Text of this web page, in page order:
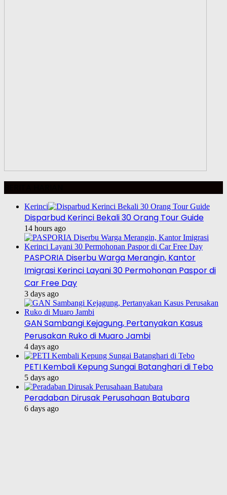
Kerinci
Disparbud Kerinci Bekali 30 Orang Tour Guide
14 hours ago
PASPORIA Diserbu Warga Merangin, Kantor
Imigrasi Kerinci Layani 30 Permohonan Paspor di
Car Free Day
3 days ago
GAN Sambangi Kejagung, Pertanyakan Kasus
Perusakan Ruko di Muaro Jambi
4 days ago
PETI Kembali Kepung Sungai Batanghari di Tebo
5 days ago
Peradaban Dirusak Perusahaan Batubara
6 days ago